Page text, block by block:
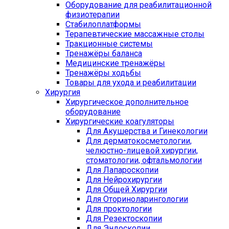
Оборудование для реабилитационной
физиотерапии
Стабилоплатформы
Терапевтические массажные столы
Тракционные системы
Тренажёры баланса
Медицинские тренажёры
Тренажёры ходьбы
Товары для ухода и реабилитации
Хирургия
Хирургическое дополнительное
оборудование
Хирургические коагуляторы
Для Акушерства и Гинекологии
Для дерматокосметологии,
челюстно-лицевой хирургии,
стоматологии, офтальмологии
Для Лапароскопии
Для Нейрохирургии
Для Общей Хирургии
Для Оториноларингологии
Для проктологии
Для Резектоскопии